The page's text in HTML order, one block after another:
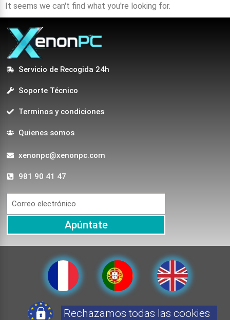
It seems we can't find what you're looking for.
Servicio de Recogida 24h
Soporte Técnico
Terminos y condiciones
Quienes somos
xenonpc@xenonpc.com
981 90 41 47
Apúntate
Rechazamos todas las cookies